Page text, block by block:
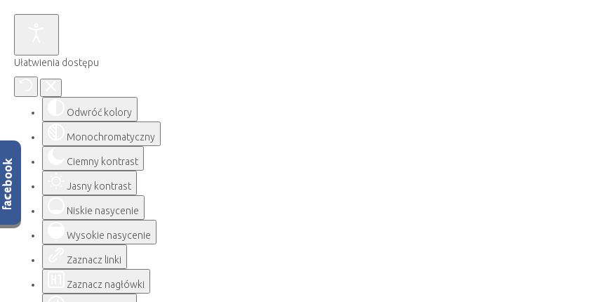
Ułatwienia dostępu
Odwróć kolory
Monochromatyczny
Ciemny kontrast
Jasny kontrast
Niskie nasycenie
Wysokie nasycenie
Zaznacz linki
Zaznacz nagłówki